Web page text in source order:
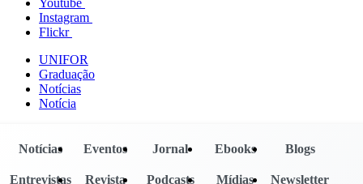
Instagram
Flickr
UNIFOR
Graduação
Notícias
Notícia
Notícias Eventos Jornal Ebooks Blogs
Entrevistas Revista Podcasts Mídias Newsletter